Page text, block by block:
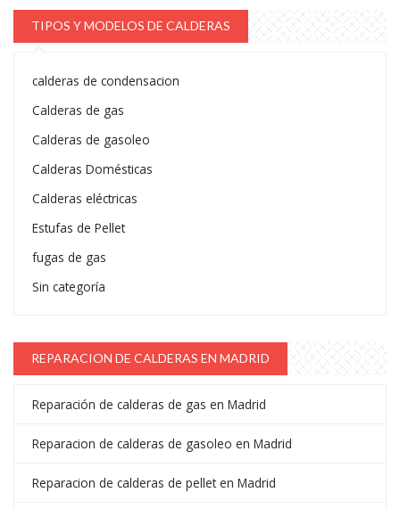
TIPOS Y MODELOS DE CALDERAS
calderas de condensacion
Calderas de gas
Calderas de gasoleo
Calderas Domésticas
Calderas eléctricas
Estufas de Pellet
fugas de gas
Sin categoría
REPARACION DE CALDERAS EN MADRID
Reparación de calderas de gas en Madrid
Reparacion de calderas de gasoleo en Madrid
Reparacion de calderas de pellet en Madrid